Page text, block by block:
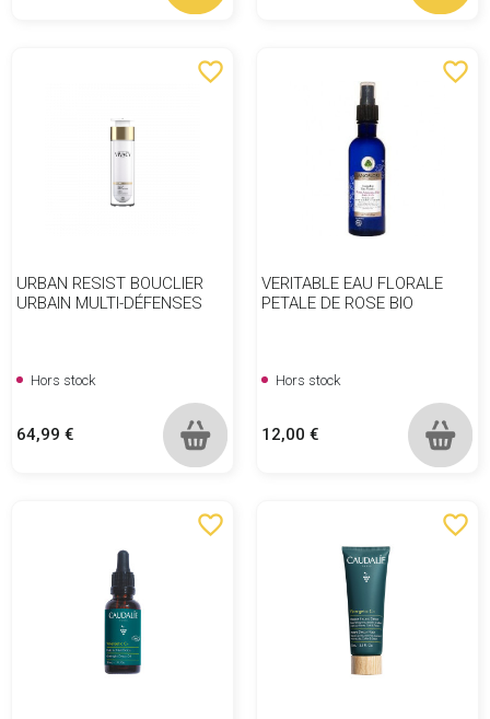
favorite_border
URBAN RESIST BOUCLIER
URBAIN MULTI-DÉFENSES
Hors stock
Prix
64,99 €
favorite_border
VERITABLE EAU FLORALE
PETALE DE ROSE BIO
Hors stock
Prix
12,00 €
favorite_border favorite_border